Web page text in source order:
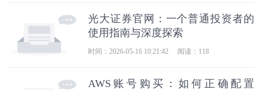
光大证券官网：一个普通投资者的
使用指南与深度探索
时间：2026-05-16 10:21:42 阅读：118
AWS账号购买：如何正确配置